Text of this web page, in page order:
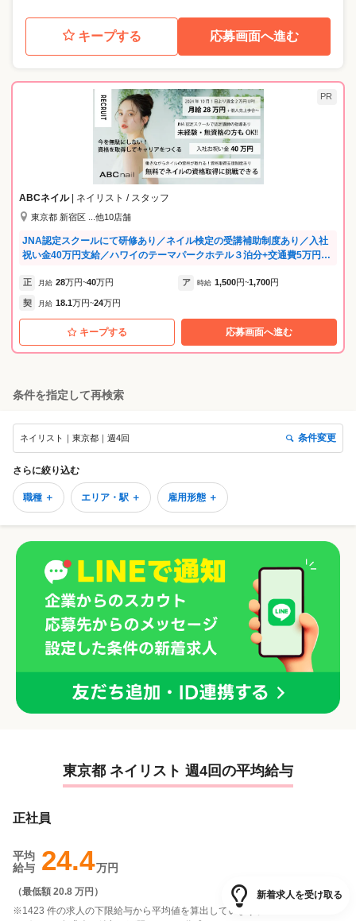
キープする 応募画面へ進む
PR
ABCネイル| ネイリスト / スタッフ
東京都 新宿区 ...他10店舗
JNA認定スクールにて研修あり／ネイル検定の受講補助制度あり／入社
祝い金40万円支給／ハワイのテーマパークホテル３泊分+交通費5万円支
ど、福利厚生が充実♪ .。*゜+.*.。 ABCネイルのビジョン ゜+..。*゜+ 当
社は『お客様満足のための社員満足』を信条に規模を拡大してきまし
でABCネイルを運営していきます。 お客様への最高のサービスは、スタ
ッフの“やりがい”と“笑顔”から生まれると考え、働く環境づくりに力を
入れています。 私たちの強みは「教育」「働き方」「待遇」のすべてに
JNA/JNEC検定合格に向けた質の高い指導が受けられる環境で、基礎か
資格取得費用は会社が補助（福利厚生の一環） ◆研修期間は1.5〜2カ月
（週5日目安）で、未経験の方も安心デビュー 約8割のスタッフが未経験
からスタートし、一人前のネイリストとして活躍中です♪ 【多様な働き
方「ABC WORK STYLE」】 ライフスタイルに合わせて柔軟に働ける新
制度を導入！利用スタッフも増えています♪ ◆月17〜21日勤務から選択
OK ◆半年毎に出勤日数を変える事も出来ます！ （事例紹介） ・月17日
出勤にしてスクールに通う ・実家暮らしなので月20日出勤にしてプライ
ベート充実 ・副業があるので月18日出勤にして両立 【安心の待遇・福利
厚生】 ・基本給＋歩合＋賞与あり（頑張りがしっかり反映！） ・昇給制
度あり ・残業代も全額支給 ・社会保険完備 ・有給休暇100％消化実績
・無料健康診断あり ・お祝い金最大40万円支給（入社特典） ・アワード
上位入社には賞金＆「ハワイ高級ホテル3泊無料+交通費5万円」※2025
年は8名のスタッフがＨawaiiへ♪ 技術・待遇・環境のすべてが整ったサ
正 月給 28万円 ~40万円 ア 時給 1,500円 ~1,700円
契 月給 18.1万円~24万円
キープする 応募画面へ進む
条件を指定して再検索
ネイリスト｜東京都｜週4回 条件変更
さらに絞り込む
職種 ＋ エリア・駅 ＋ 雇用形態 ＋
東京都 ネイリスト 週4回の平均給与
正社員
平均
給与 24.4万円
（最低額 20.8 万円 ）
※1423 件の求人の下限給与から平均値を算出しています。
新着求人を受け取る